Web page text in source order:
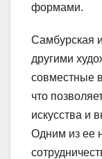
формами.
Самбурская
другими
совместные
что
искусства и
Одним из ее